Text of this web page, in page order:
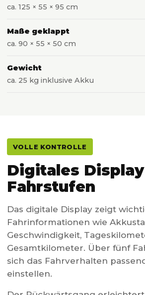
ca. 125 × 55 × 95 cm
Maße geklappt
ca. 90 × 55 × 50 cm
Gewicht
ca. 25 kg inklusive Akku
VOLLE KONTROLLE
Digitales
Fahrstufen
Das digitale Display zeigt
Fahrinformationen wie
Geschwindigkeit,
Gesamtkilometer. Über fünf
sich das Fahrverhalten
einstellen.